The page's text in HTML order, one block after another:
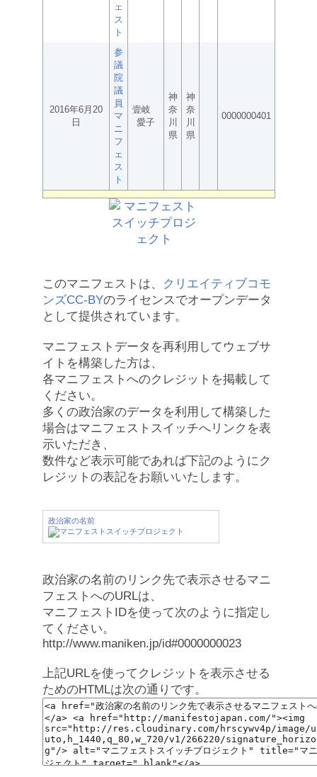
ェ
ス
ト
2016年6月20
日
参
議
院
議
員
マ
ニ
フ
ェ
ス
ト
壹岐
愛子
神
奈
川
県
神
奈
川
県
0000000401
このマニフェストは、
クリエイティブコモ
ンズCC-BYのライセンスでオープンデータ
として提供されています。
マニフェストデータを再利用してウェブサ
イトを構築した方は、
各マニフェストへのクレジットを掲載して
ください。
多くの政治家のデータを利用して構築した
場合はマニフェストスイッチへリンクを表
示いただき、
数件など表示可能であれば下記のようにク
レジットの表記をお願いいたします。
政治家の名前
政治家の名前のリンク先で表示させるマニ
フェストへのURLは、
マニフェストIDを使って次のように指定し
てください。
http://www.maniken.jp/id#0000000023
上記URLを使ってクレジットを表示させる
ためのHTMLは次の通りです。